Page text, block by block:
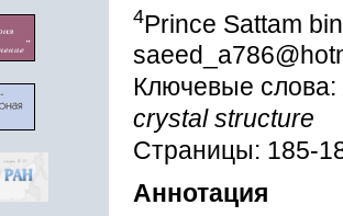
4Prince Sattam
Ключевые слова:
crystal structure
Страницы: 185-
Аннотация